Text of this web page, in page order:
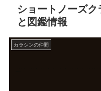
ショートノーズ
と図鑑情報
カラシンの仲間